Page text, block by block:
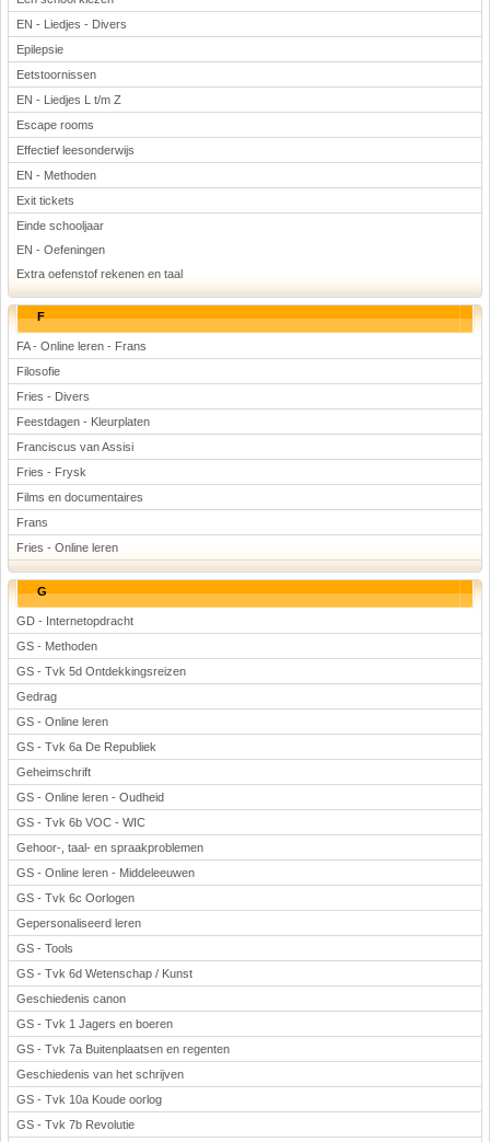
EN - Liedjes - Divers
Epilepsie
Eetstoornissen
EN - Liedjes L t/m Z
Escape rooms
Effectief leesonderwijs
EN - Methoden
Exit tickets
Einde schooljaar
EN - Oefeningen
Extra oefenstof rekenen en taal
F
FA - Online leren - Frans
Filosofie
Fries - Divers
Feestdagen - Kleurplaten
Franciscus van Assisi
Fries - Frysk
Films en documentaires
Frans
Fries - Online leren
G
GD - Internetopdracht
GS - Methoden
GS - Tvk 5d Ontdekkingsreizen
Gedrag
GS - Online leren
GS - Tvk 6a De Republiek
Geheimschrift
GS - Online leren - Oudheid
GS - Tvk 6b VOC - WIC
Gehoor-, taal- en spraakproblemen
GS - Online leren - Middeleeuwen
GS - Tvk 6c Oorlogen
Gepersonaliseerd leren
GS - Tools
GS - Tvk 6d Wetenschap / Kunst
Geschiedenis canon
GS - Tvk 1 Jagers en boeren
GS - Tvk 7a Buitenplaatsen en regenten
Geschiedenis van het schrijven
GS - Tvk 10a Koude oorlog
GS - Tvk 7b Revolutie